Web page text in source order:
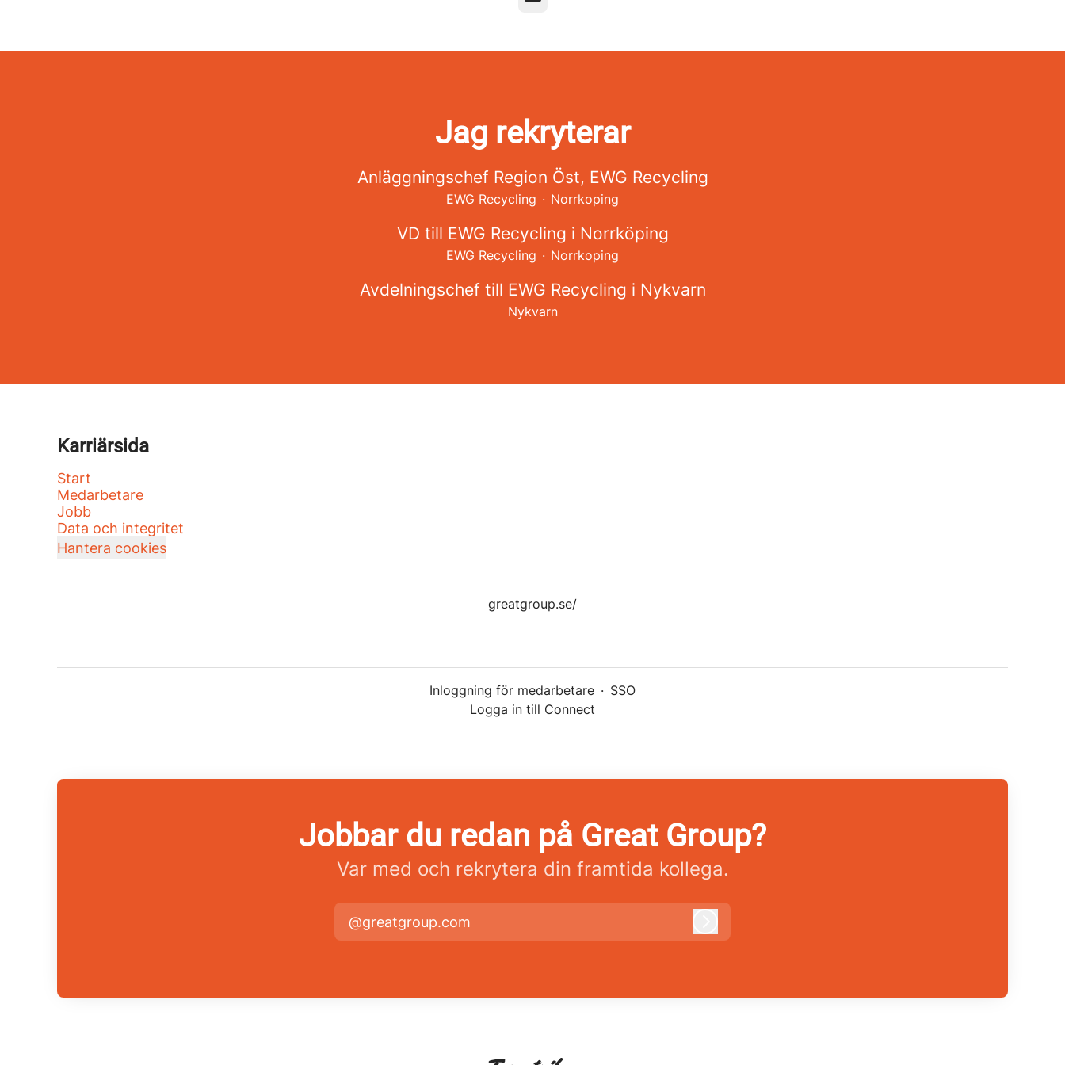
Jag rekryterar
Anläggningschef Region Öst, EWG Recycling
EWG Recycling · Norrkoping
VD till EWG Recycling i Norrköping
EWG Recycling · Norrkoping
Avdelningschef till EWG Recycling i Nykvarn
Nykvarn
Karriärsida
Start
Medarbetare
Jobb
Data och integritet
Hantera cookies
greatgroup.se/
Inloggning för medarbetare · SSO
Logga in till Connect
Jobbar du redan på Great Group?
Var med och rekrytera din framtida kollega.
@greatgroup.com